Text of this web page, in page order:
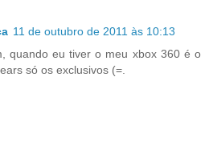
11 de outubro de 2011 às 10:13
quando eu tiver o meu xbox 360 é o
só os exclusivos (=.